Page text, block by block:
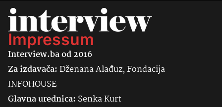
Impressum
Interview.ba od 2016
Za izdavača:Dženana Alađuz, Fondacija
INFOHOUSE
Glavna urednica: SenkaKurt